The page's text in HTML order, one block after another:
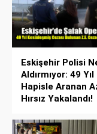
Eskişehir Polisi
Aldırmıyor: 49 Yıl
Hapisle Aranan
Hırsız Yakalandı!